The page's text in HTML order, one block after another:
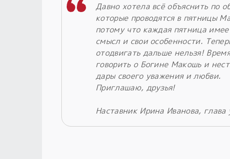
Давно хотела всё объяснить по
которые проводятся в пятницы
потому что каждая пятница
смысл и свои особенности.
отодвигать дальше нельзя! Время
говорить о Богине Макошь и
дары своего уважения и любви.
Приглашаю, друзья!
Наставник Ирина Иванова,